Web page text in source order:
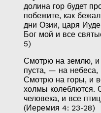
долина гор будет
побежите, как
дни Озии, царя
Бог мой и все
5)
Смотрю на землю, и
пуста, — на небеса,
Смотрю на горы, и
холмы колеблются.
человека, и все
(Иеремия 4: 23-28)